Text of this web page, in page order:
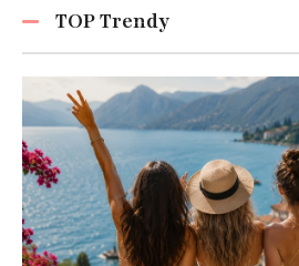
TOP Trendy